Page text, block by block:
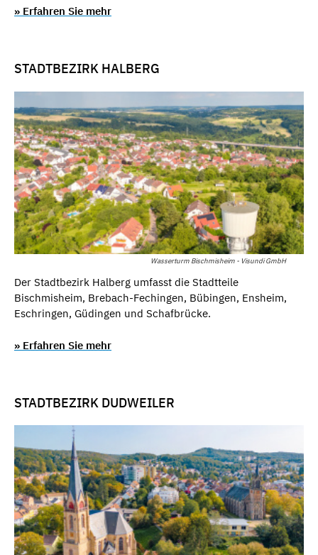
» Erfahren Sie mehr
STADTBEZIRK HALBERG
Wasserturm Bischmisheim - Visundi GmbH
Der Stadtbezirk Halberg umfasst die Stadtteile
Bischmisheim, Brebach-Fechingen, Bübingen, Ensheim,
Eschringen, Güdingen und Schafbrücke.
» Erfahren Sie mehr
STADTBEZIRK DUDWEILER